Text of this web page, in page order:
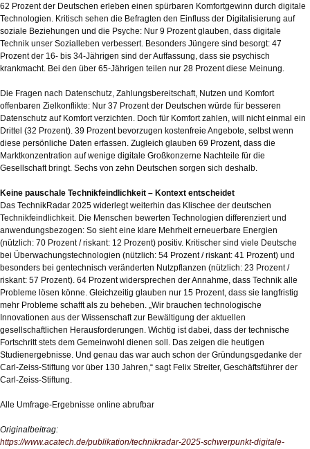
62 Prozent der Deutschen erleben einen spürbaren Komfortgewinn durch digitale
Technologien. Kritisch sehen die Befragten den Einfluss der Digitalisierung auf
soziale Beziehungen und die Psyche: Nur 9 Prozent glauben, dass digitale
Technik unser Sozialleben verbessert. Besonders Jüngere sind besorgt: 47
Prozent der 16- bis 34-Jährigen sind der Auffassung, dass sie psychisch
krankmacht. Bei den über 65-Jährigen teilen nur 28 Prozent diese Meinung.
Die Fragen nach Datenschutz, Zahlungsbereitschaft, Nutzen und Komfort
offenbaren Zielkonflikte: Nur 37 Prozent der Deutschen würde für besseren
Datenschutz auf Komfort verzichten. Doch für Komfort zahlen, will nicht einmal ein
Drittel (32 Prozent). 39 Prozent bevorzugen kostenfreie Angebote, selbst wenn
diese persönliche Daten erfassen. Zugleich glauben 69 Prozent, dass die
Marktkonzentration auf wenige digitale Großkonzerne Nachteile für die
Gesellschaft bringt. Sechs von zehn Deutschen sorgen sich deshalb.
Keine pauschale Technikfeindlichkeit – Kontext entscheidet
Das TechnikRadar 2025 widerlegt weiterhin das Klischee der deutschen
Technikfeindlichkeit. Die Menschen bewerten Technologien differenziert und
anwendungsbezogen: So sieht eine klare Mehrheit erneuerbare Energien
(nützlich: 70 Prozent / riskant: 12 Prozent) positiv. Kritischer sind viele Deutsche
bei Überwachungstechnologien (nützlich: 54 Prozent / riskant: 41 Prozent) und
besonders bei gentechnisch veränderten Nutzpflanzen (nützlich: 23 Prozent /
riskant: 57 Prozent). 64 Prozent widersprechen der Annahme, dass Technik alle
Probleme lösen könne. Gleichzeitig glauben nur 15 Prozent, dass sie langfristig
mehr Probleme schafft als zu beheben. „Wir brauchen technologische
Innovationen aus der Wissenschaft zur Bewältigung der aktuellen
gesellschaftlichen Herausforderungen. Wichtig ist dabei, dass der technische
Fortschritt stets dem Gemeinwohl dienen soll. Das zeigen die heutigen
Studienergebnisse. Und genau das war auch schon der Gründungsgedanke der
Carl-Zeiss-Stiftung vor über 130 Jahren,“ sagt Felix Streiter, Geschäftsführer der
Carl-Zeiss-Stiftung.
Alle Umfrage-Ergebnisse online abrufbar
Originalbeitrag:
https://www.acatech.de/publikation/technikradar-2025-schwerpunkt-digitale-